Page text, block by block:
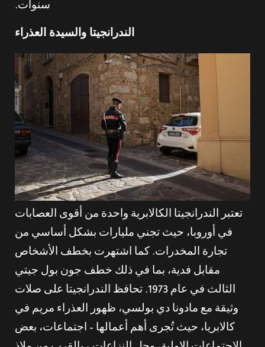
سنوات.
الندرانجيتا والسيدة العذراء
تعتبر الندرانجيتا الكالابرية واحدة من أقوى العصابات
في أوروبا، حيث تجني مليارات بشكل أساسي من
تجارة المخدرات. كما اشتهرت بخطف الأشخاص
مقابل فدية، بما في ذلك خطف جون بول جيتي
الثالث في عام 1973. تحافظ الندرانجيتا على صلات
وثيقة مع مادونا دي بولسي، ظهور العذراء مريم في
كالابريا، حيث تُجرى أهم أعمالها – اجتماعات، بعض